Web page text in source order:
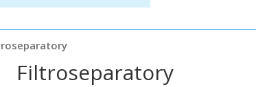
Filtroseparatory